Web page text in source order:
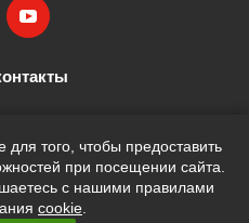
того, чтобы предоставить
при посещении сайта.
с нашими правилами
cookie